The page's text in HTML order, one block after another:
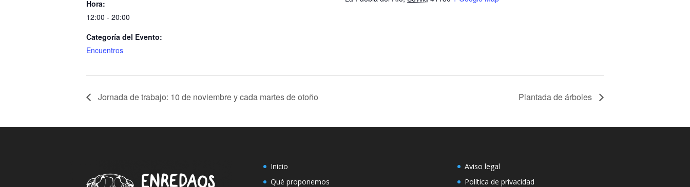
Hora:
12:00 - 20:00
Categoría del Evento:
Encuentros
Jornada de trabajo: 10 de noviembre y cada martes de otoño Plantada de árboles
Inicio
Qué proponemos
Aviso legal
Política de privacidad